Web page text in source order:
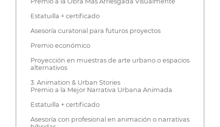
Estatuilla + certificado
Asesoría curatorial para futuros proyectos
Premio económico
Proyección en muestras de arte urbano o espacios
alternativos
3. Animation & Urban Stories
Premio a la Mejor Narrativa Urbana Animada
Estatuilla + certificado
Asesoría con profesional en animación o narrativas